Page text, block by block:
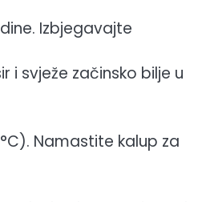
Izbjegavajte
i svježe začinsko bilje u
Namastite kalup za